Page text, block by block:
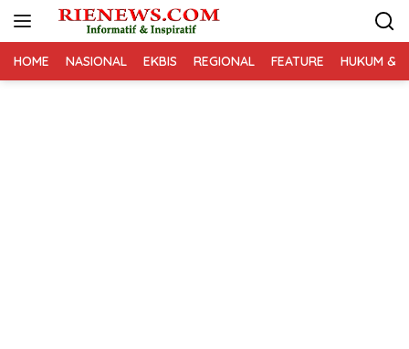
HOME NASIONAL EKBIS REGIONAL FEATURE HUKUM &